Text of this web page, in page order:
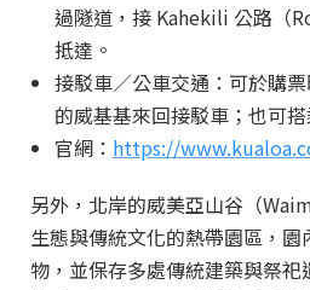
過隧道，接 Kahekili 公路（
抵達。
接駁車／公車交通：可於購
的威基基來回接駁車；也可
官網： https://
另外，北岸的威美亞山谷（
生態與傳統文化的熱帶園區，
物，並保存多處傳統建築與祭